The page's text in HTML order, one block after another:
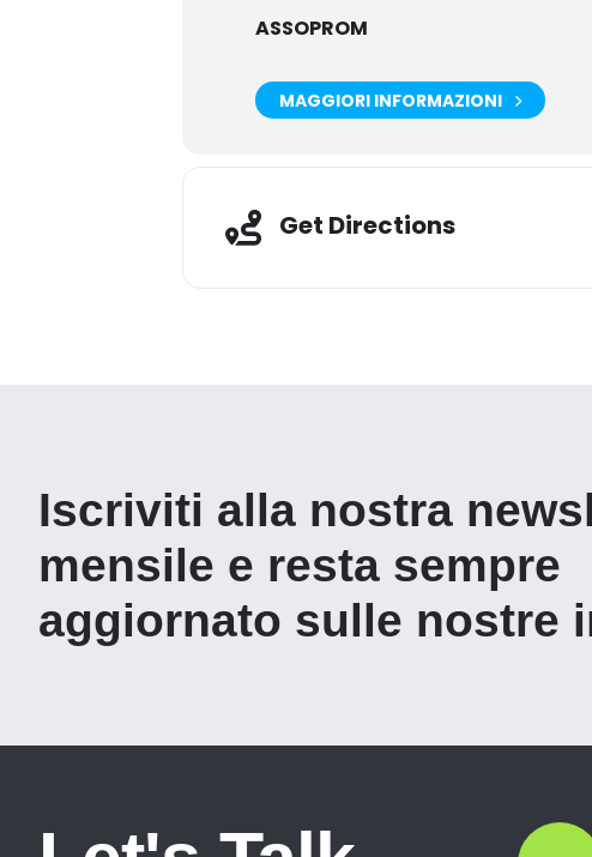
ASSOPROM
MAGGIORI INFORMAZIONI
Get Directions
Iscriviti alla nostra
mensile e resta sempre
aggiornato sulle nostre